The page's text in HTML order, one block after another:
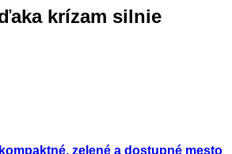
krízam silnie
zelené a dostupné mesto